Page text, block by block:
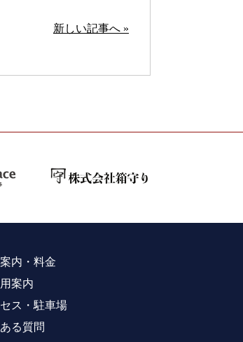
新しい記事へ »
内・料金
案内
ス・駐車場
る質問